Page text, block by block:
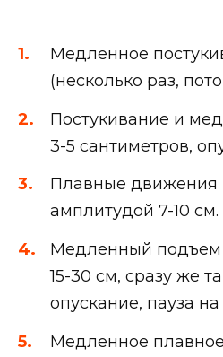
Медленное
(несколько раз,
Постукивание и
3-5 сантиметров,
Плавные движения
амплитудой 7-10 см.
Медленный
15-30 см, сразу же
опускание, пауза
Медленное